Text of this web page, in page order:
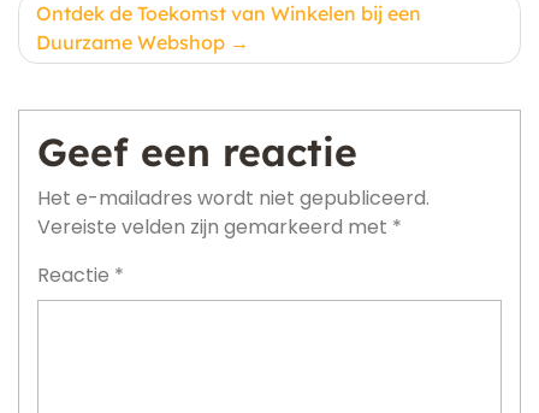
Ontdek de Toekomst van Winkelen bij een
Duurzame Webshop
Geef een reactie
Het e-mailadres wordt niet gepubliceerd.
Vereiste velden zijn gemarkeerd met *
Reactie *